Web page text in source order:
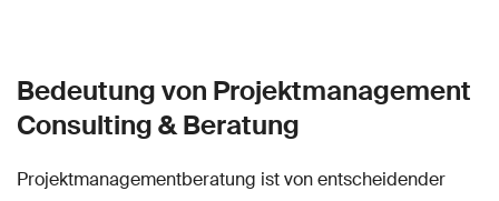
Bedeutung von Projektmanagement
Consulting & Beratung
Projektmanagementberatung ist von entscheidender